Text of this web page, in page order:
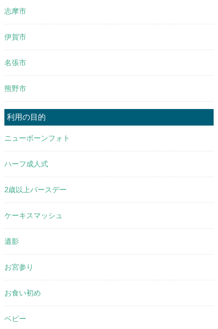
志摩市
伊賀市
名張市
熊野市
利用の目的
ニューボーンフォト
ハーフ成人式
2歳以上バースデー
ケーキスマッシュ
遺影
お宮参り
お食い初め
ベビー